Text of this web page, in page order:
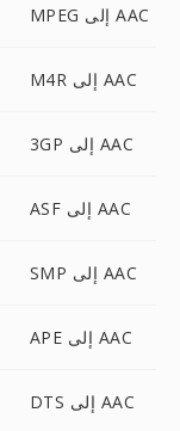
MPEG إلى AAC
M4R إلى AAC
3GP إلى AAC
ASF إلى AAC
SMP إلى AAC
APE إلى AAC
DTS إلى AAC